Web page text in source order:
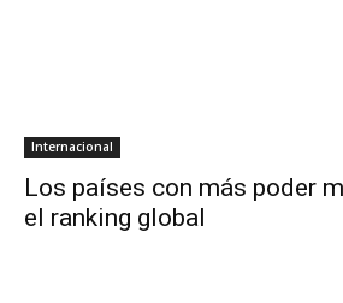
Internacional
Los países con más poder
el ranking global